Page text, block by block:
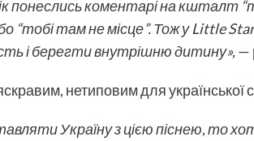
понеслись коментарі на кшталт
“тобі там не місце”. Тож у Little
і берегти внутрішню дитину»,—
нетиповим для української
Україну з цією піснею, то